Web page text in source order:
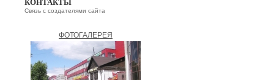
КОНТАКТЫ
Связь с создателями сайта
ФОТОГАЛЕРЕЯ